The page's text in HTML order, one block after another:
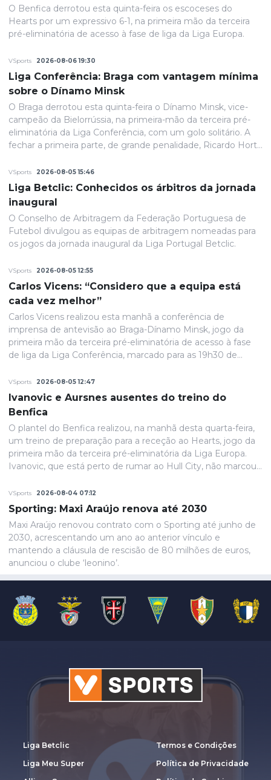
O Benfica derrotou esta quinta-feira os escoceses do
Hearts por um expressivo 6-1, na primeira mão da terceira
pré-eliminatória de acesso à fase de liga da Liga Europa.
VSports 2026-08-06 19:30
Liga Conferência: Braga com vantagem mínima
sobre o Dínamo Minsk
O Braga derrotou esta quinta-feira o Dínamo Minsk, vice-
campeão da Bielorrússia, na primeira-mão da terceira pré-
eliminatória da Liga Conferência, com um golo solitário. A
fechar a primeira parte, de grande penalidade, Ricardo Horta
e até final o resultado permaneceria inalterado.
VSports 2026-08-05 15:46
Liga Betclic: Conhecidos os árbitros da jornada
inaugural
O Conselho de Arbitragem da Federação Portuguesa de
Futebol divulgou as equipas de arbitragem nomeadas para
os jogos da jornada inaugural da Liga Portugal Betclic.
VSports 2026-08-05 12:55
Carlos Vicens: “Considero que a equipa está
cada vez melhor”
Carlos Vicens realizou esta manhã a conferência de
imprensa de antevisão ao Braga-Dínamo Minsk, jogo da
primeira mão da terceira pré-eliminatória de acesso à fase
de liga da Liga Conferência, marcado para as 19h30 de
VSports 2026-08-05 12:47
Ivanovic e Aursnes ausentes do treino do
Benfica
O plantel do Benfica realizou, na manhã desta quarta-feira,
um treino de preparação para a receção ao Hearts, jogo da
primeira mão da terceira pré-eliminatória da Liga Europa.
Ivanovic, que está perto de rumar ao Hull City, não marcou
de acordo com informação das águias. Aursnes, com uma
gastroenterite, também foi baixa, juntando-se a Wynder e
Umeh.
VSports 2026-08-04 07:12
Sporting: Maxi Araújo renova até 2030
Maxi Araújo renovou contrato com o Sporting até junho de
2030, acrescentando um ano ao anterior vínculo e
mantendo a cláusula de rescisão de 80 milhões de euros,
anunciou o clube ‘leonino’.
Liga Betclic
Liga Meu Super
Termos e Condições
Política de Privacidade